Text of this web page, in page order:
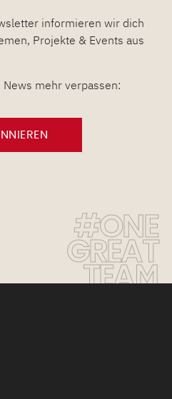
informieren wir dich
Projekte & Events aus
mehr verpassen:
#ONE
GREAT
TEAM